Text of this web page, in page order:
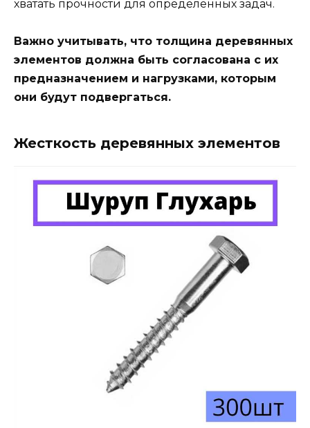
хватать прочности для определенных задач.
Важно учитывать, что толщина деревянных
элементов должна быть согласована с их
предназначением и нагрузками, которым
они будут подвергаться.
Жесткость деревянных элементов